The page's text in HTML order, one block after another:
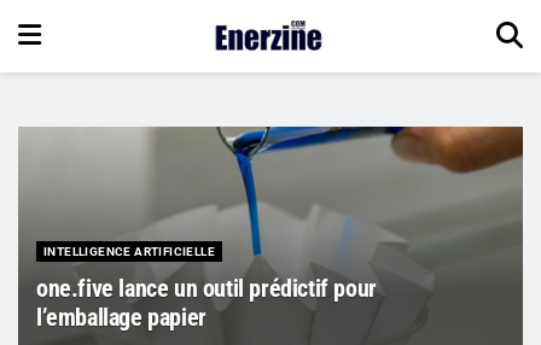
INTELLIGENCE ARTIFICIELLE
one.five lance un outil prédictif pour
l’emballage papier